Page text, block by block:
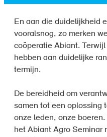
En aan die duidelijkheid
vooralsnog, zo merken
coöperatie Abiant.
hebben aan duidelijke
termijn.
De bereidheid om
samen tot een oplossing
onze leden, onze
het Abiant Agro Seminar